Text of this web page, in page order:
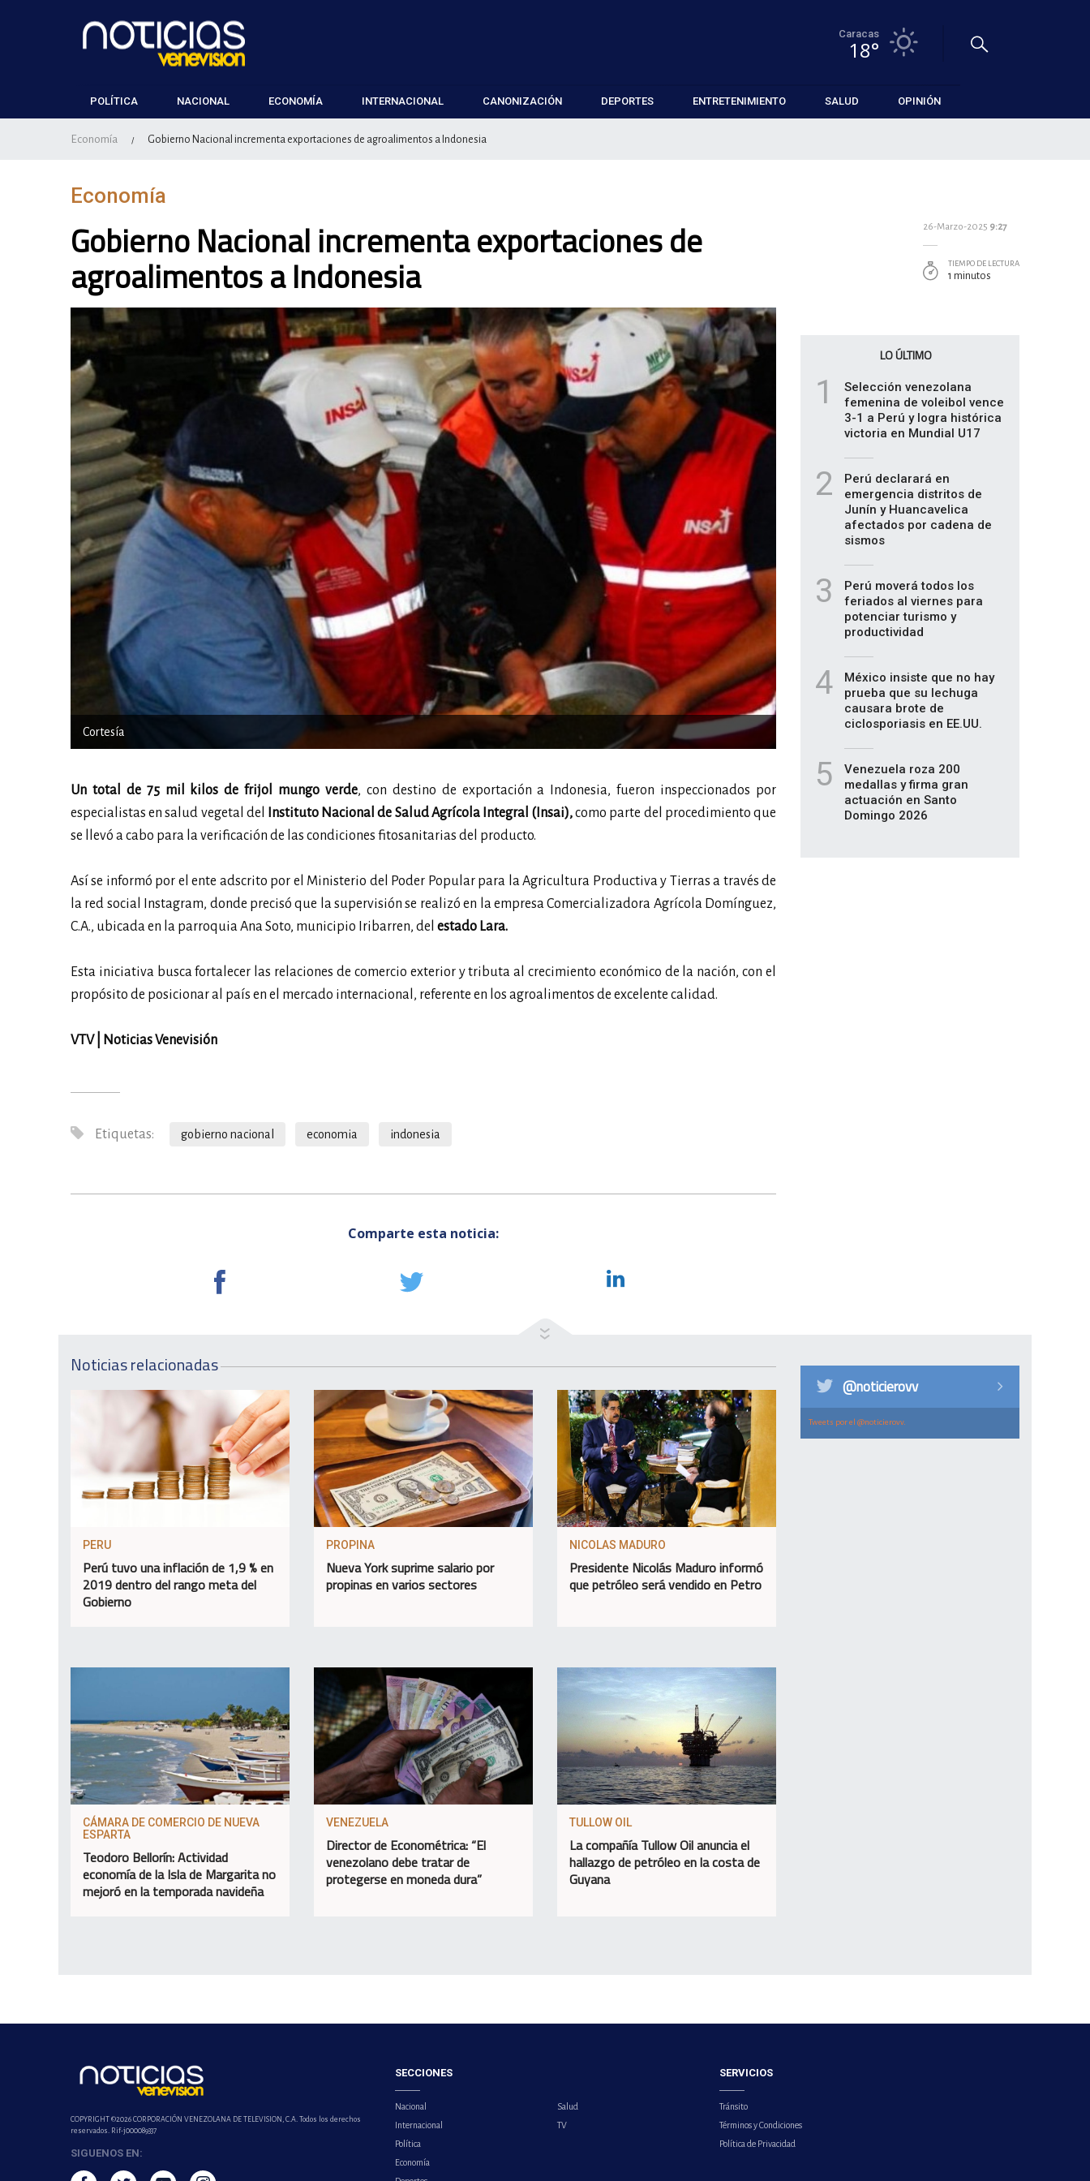
Caracas
18°
POLÍTICA NACIONAL ECONOMÍA INTERNACIONAL CANONIZACIÓN DEPORTES ENTRETENIMIENTO SALUD OPINIÓN
Economía / Gobierno Nacional incrementa exportaciones de agroalimentos a Indonesia
Economía
Gobierno Nacional incrementa exportaciones de
agroalimentos a Indonesia
Cortesía
Un total de 75 mil kilos de frijol mungo verde, con destino de exportación a Indonesia, fueron inspeccionados por
especialistas en salud vegetal del
Instituto Nacional de Salud Agrícola Integral (Insai),como parte del procedimiento que
se llevó a cabo para la verificación de las condiciones fitosanitarias del producto.
Así se informó por el ente adscrito por el Ministerio del Poder Popular para la Agricultura Productiva y Tierras a través de
la red social Instagram, donde precisó que la supervisión se realizó en la empresa Comercializadora Agrícola Domínguez,
C.A., ubicada en la parroquia Ana Soto, municipio Iribarren, del estado Lara.
Esta iniciativa busca fortalecer las relaciones de comercio exterior y tributa al crecimiento económico de la nación, con el
propósito de posicionar al país en el mercado internacional, referente en los agroalimentos de excelente calidad.
VTV | Noticias Venevisión
Etiquetas: gobierno nacional economia indonesia
Comparte esta noticia:
26-Marzo-2025 9:27
TIEMPO DE LECTURA
1 minutos
LO ÚLTIMO
1
Selección venezolana
femenina de voleibol vence
3-1 a Perú y logra histórica
victoria en Mundial U17
2
Perú declarará en
emergencia distritos de
Junín y Huancavelica
afectados por cadena de
sismos
3
Perú moverá todos los
feriados al viernes para
potenciar turismo y
productividad
4
México insiste que no hay
prueba que su lechuga
causara brote de
ciclosporiasis en EE.UU.
5
Venezuela roza 200
medallas y firma gran
actuación en Santo
Domingo 2026
Noticias relacionadas
PERU
Perú tuvo una inflación de 1,9 % en
2019 dentro del rango meta del
Gobierno
PROPINA
Nueva York suprime salario por
propinas en varios sectores
NICOLAS MADURO
Presidente Nicolás Maduro informó
que petróleo será vendido en Petro
CÁMARA DE COMERCIO DE NUEVA
ESPARTA
Teodoro Bellorín: Actividad
economía de la Isla de Margarita no
mejoró en la temporada navideña
VENEZUELA
Director de Econométrica: “El
venezolano debe tratar de
protegerse en moneda dura”
TULLOW OIL
La compañía Tullow Oil anuncia el
hallazgo de petróleo en la costa de
Guyana
@noticierovv
Tweets por el @noticierovv.
COPYRIGHT ©2026 CORPORACIÓN VENEZOLANA DE TELEVISION, C.A. Todos los derechos
reservados. Rif-j000089337
SIGUENOS EN:
SECCIONES
Nacional
Internacional
Política
Economía
Salud
TV
SERVICIOS
Tránsito
Términos y Condiciones
Política de Privacidad